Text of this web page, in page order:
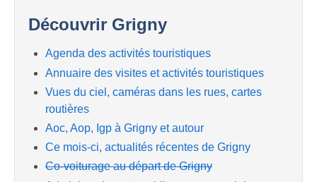
Découvrir Grigny
Agenda des activités touristiques
Annuaire des visites et activités touristiques
Vues du ciel, caméras dans les rues, cartes
routières
Aoc, Aop, Igp à Grigny et autour
Ce mois-ci, actualités récentes de Grigny
Co-voiturage au départ de Grigny